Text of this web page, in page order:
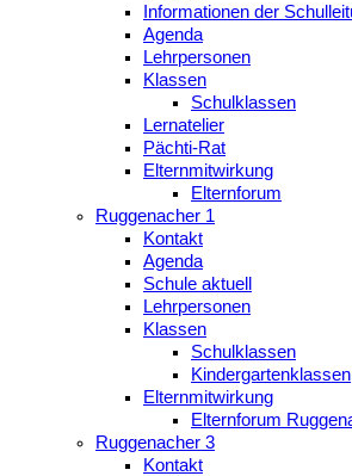
Informationen der
Agenda
Lehrpersonen
Klassen
Schulklassen
Lernatelier
Pächti-Rat
Elternmitwirkung
Elternforum
Ruggenacher 1
Kontakt
Agenda
Schule aktuell
Lehrpersonen
Klassen
Schulklassen
Kindergartenklassen
Elternmitwirkung
Elternforum
Ruggenacher 3
Kontakt